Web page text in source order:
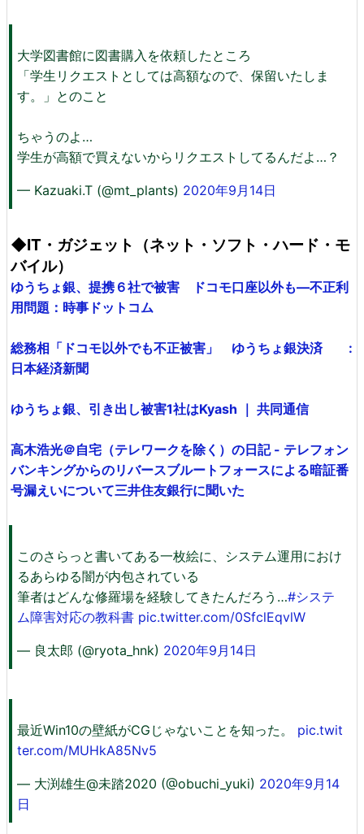
大学図書館に図書購入を依頼したところ
「学生リクエストとしては高額なので、保留いたしま
す。」とのこと
ちゃうのよ…
学生が高額で買えないからリクエストしてるんだよ…？
— Kazuaki.T (@mt_plants) 2020年9月14日
◆IT・ガジェット（ネット・ソフト・ハード・モ
バイル）
ゆうちょ銀、提携６社で被害 ドコモ口座以外も―不正利
用問題：時事ドットコム
総務相「ドコモ以外でも不正被害」 ゆうちょ銀決済 :
日本経済新聞
ゆうちょ銀、引き出し被害1社はKyash ｜ 共同通信
高木浩光＠自宅（テレワークを除く）の日記 - テレフォン
バンキングからのリバースブルートフォースによる暗証番
号漏えいについて三井住友銀行に聞いた
このさらっと書いてある一枚絵に、システム運用におけ
るあらゆる闇が内包されている
筆者はどんな修羅場を経験してきたんだろう…#システ
ム障害対応の教科書 pic.twitter.com/0SfclEqvlW
— 良太郎 (@ryota_hnk) 2020年9月14日
最近Win10の壁紙がCGじゃないことを知った。 pic.twit
ter.com/MUHkA85Nv5
— 大渕雄生@未踏2020 (@obuchi_yuki) 2020年9月14
日